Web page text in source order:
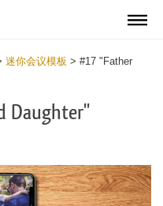
迷你会议模板 > #17 "Father
Daughter"